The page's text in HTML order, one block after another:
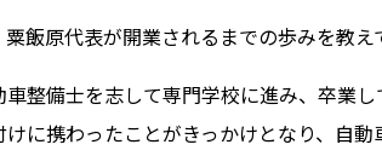
飯原代表が開業されるまでの歩みを教え
整備士を志して専門学校に進み、卒業
けに携わったことがきっかけとなり、自